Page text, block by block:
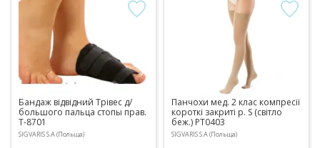
Бандаж відвідний Трівес д/
большого пальца стопы прав.
Т-8701
SIGVARIS S.A (Польща)
Панчохи мед. 2 клас компресії
короткі закриті р. S (світло
беж.) PT0403
SIGVARIS S.A (Польща)